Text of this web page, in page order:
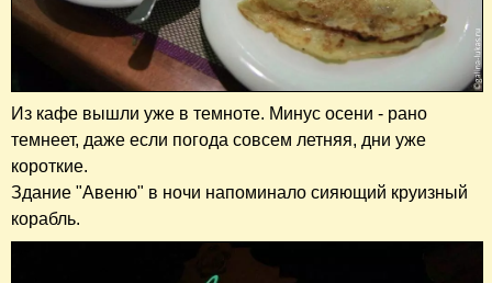
Из кафе вышли уже в темноте. Минус осени - рано
темнеет, даже если погода совсем летняя, дни уже
короткие.
Здание "Авеню" в ночи напоминало сияющий круизный
корабль.